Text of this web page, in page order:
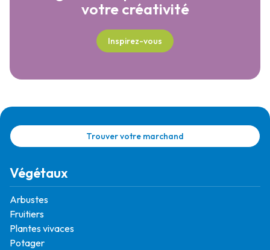
votre créativité
Inspirez-vous
Trouver votre marchand
Végétaux
Arbustes
Fruitiers
Plantes vivaces
Potager